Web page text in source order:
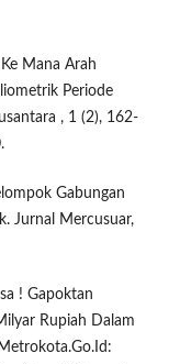
Mana Arah
Periode
, 1 (2), 162-
Gabungan
Jurnal Mercusuar,
! Gapoktan
Rupiah Dalam